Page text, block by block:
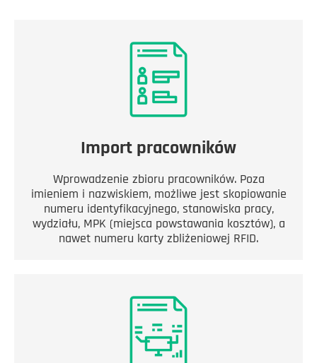
Import pracowników
Wprowadzenie zbioru pracowników. Poza
imieniem i nazwiskiem, możliwe jest skopiowanie
numeru identyfikacyjnego, stanowiska pracy,
wydziału, MPK (miejsca powstawania kosztów), a
nawet numeru karty zbliżeniowej RFID.